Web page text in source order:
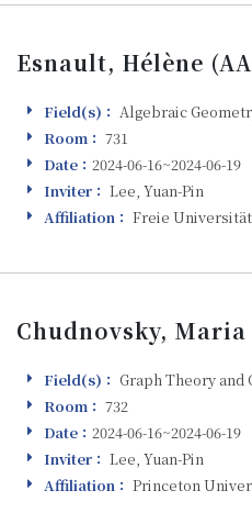
Esnault, Hélène
Field(s)
Field(s)： Algebraic
Room
Room： 731
Visiting
Date： 2024-06-16~2024-06-19
Inviter
Inviter： Lee, Yuan-Pin
Affiliation
Affiliation： Freie
Chudnovsky, Maria
Field(s)
Field(s)： Graph Theory and
Room
Room： 732
Visiting
Date： 2024-06-16~2024-06-19
Inviter
Inviter： Lee, Yuan-Pin
Affiliation
Affiliation： Princeton